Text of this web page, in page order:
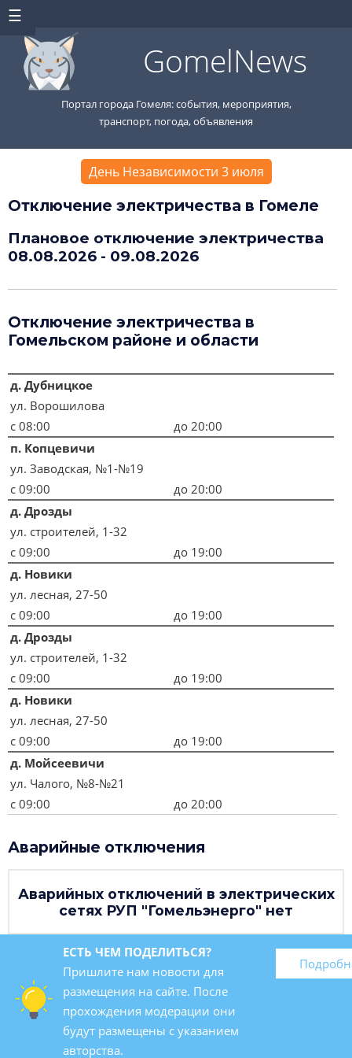
GomelNews
Портал города Гомеля: события, мероприятия,
транспорт, погода, объявления
День Независимости 3 июля
Отключение электричества в Гомеле
Плановое отключение электричества
08.08.2026 - 09.08.2026
Отключение электричества в
Гомельском районе и области
д. Дубницкое
ул. Ворошилова
с 08:00 до 20:00
п. Копцевичи
ул. Заводская, №1-№19
с 09:00 до 20:00
д. Дрозды
ул. строителей, 1-32
с 09:00 до 19:00
д. Новики
ул. лесная, 27-50
с 09:00 до 19:00
д. Дрозды
ул. строителей, 1-32
с 09:00 до 19:00
д. Новики
ул. лесная, 27-50
с 09:00 до 19:00
д. Мойсеевичи
ул. Чалого, №8-№21
с 09:00 до 20:00
Аварийные отключения
Аварийных отключений в электрических
сетях РУП "Гомельэнерго" нет
ЕСТЬ ЧЕМ ПОДЕЛИТЬСЯ?
Пришлите нам новости для
размещения на сайте. После
прохождения модерации они
будут размещены с указанием
авторства.